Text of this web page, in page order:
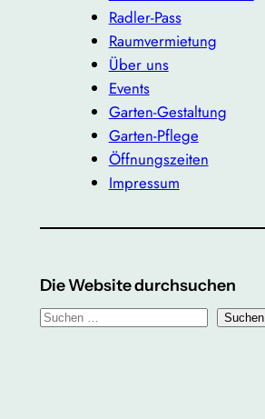
Radler-Pass
Raumvermietung
Über uns
Events
Garten-Gestaltung
Garten-Pflege
Öffnungszeiten
Impressum
Die Website durchsuchen
S
Suchen